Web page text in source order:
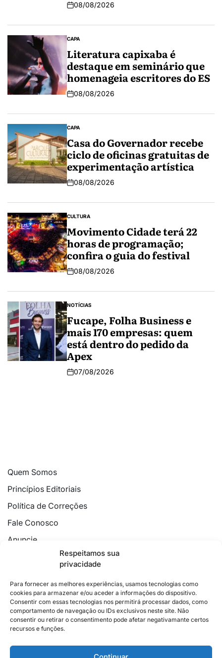
Respeitamos sua
privacidade
Para fornecer as melhores experiências, usamos tecnologias como
cookies para armazenar e/ou aceder a informações do dispositivo.
Consentir com essas tecnologias nos permitirá processar dados, como
comportamento de navegação ou IDs exclusivos neste site. Não
consentir ou retirar o consentimento pode afetar negativamante certos
recursos e funções.
08/08/2026
CAPA
Literatura capixaba é
destaque em seminário que
homenageia escritores do ES
08/08/2026
CAPA
Casa do Governador recebe
ciclo de oficinas gratuitas de
experimentação artística
08/08/2026
CULTURA
Movimento Cidade terá 22
horas de programação;
confira o guia do festival
08/08/2026
NOTÍCIAS
Fucape, Folha Business e
mais 170 empresas: quem
está dentro do pedido da
Apex
07/08/2026
Quem Somos
Princípios Editoriais
Política de Correções
Fale Conosco
Anuncie
Política de Cookies
PoderEditorialCidades